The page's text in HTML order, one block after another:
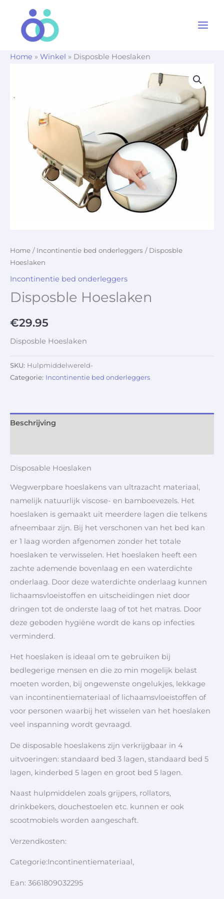
Home » Winkel » Disposble Hoeslaken
Home / Incontinentie bed onderleggers / Disposble
Hoeslaken
Incontinentie bed onderleggers
Disposble Hoeslaken
€29.95
Disposble Hoeslaken
SKU: Hulpmiddelwereld-
Categorie: Incontinentie bed onderleggers
Beschrijving
Disposable Hoeslaken
Wegwerpbare hoeslakens van ultrazacht materiaal,
namelijk natuurlijk viscose- en bamboevezels. Het
hoeslaken is gemaakt uit meerdere lagen die telkens
afneembaar zijn. Bij het verschonen van het bed kan
er 1 laag worden afgenomen zonder het totale
hoeslaken te verwisselen. Het hoeslaken heeft een
zachte ademende bovenlaag en een waterdichte
onderlaag. Door deze waterdichte onderlaag kunnen
lichaamsvloeistoffen en uitscheidingen niet door
dringen tot de onderste laag of tot het matras. Door
deze geboden hygiëne wordt de kans op infecties
verminderd.
Het hoeslaken is ideaal om te gebruiken bij
bedlegerige mensen en die zo min mogelijk belast
moeten worden, bij ongewenste ongelukjes, lekkage
van incontinentiemateriaal of lichaamsvloeistoffen of
voor personen waarbij het wisselen van het hoeslaken
veel inspanning wordt gevraagd.
De disposable hoeslakens zijn verkrijgbaar in 4
uitvoeringen: standaard bed 3 lagen, standaard bed 5
lagen, kinderbed 5 lagen en groot bed 5 lagen.
Naast hulpmiddelen zoals grijpers, rollators,
drinkbekers, douchestoelen etc. kunnen er ook
scootmobiels worden aangeschaft.
Verzendkosten:
Categorie:Incontinentiemateriaal,
Ean: 3661809032295